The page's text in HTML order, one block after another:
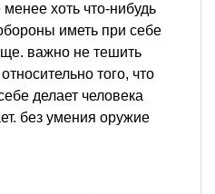
хоть что-нибудь
иметь при себе
важно не тешить
того, что
делает человека
без умения оружие